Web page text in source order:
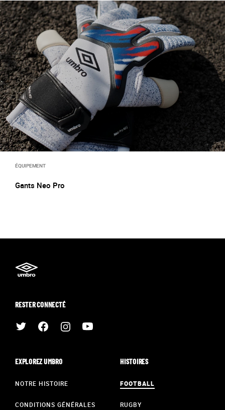
ÉQUIPEMENT
Gants Neo Pro
RESTER CONNECTÉ
EXPLOREZ UMBRO
NOTRE HISTOIRE
CONDITIONS GÉNÉRALES
HISTOIRES
FOOTBALL
RUGBY